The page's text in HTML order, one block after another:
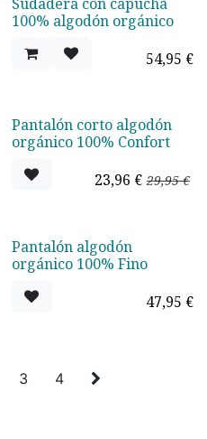
100% algodón orgánico
54,95 €
Agotado
Pantalón corto algodón
orgánico 100% Confort
23,96 € 29,95€
Agotado
Pantalón algodón
orgánico 100% Fino
47,95 €
3 4